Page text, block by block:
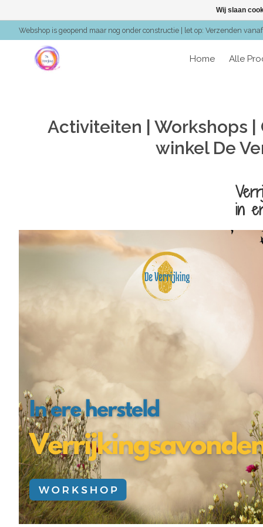
Webshop is geopend maar nog onder constructie | let op: Verzenden
Home Alle
Activiteiten | Workshops
winkel De
in
Wij slaan